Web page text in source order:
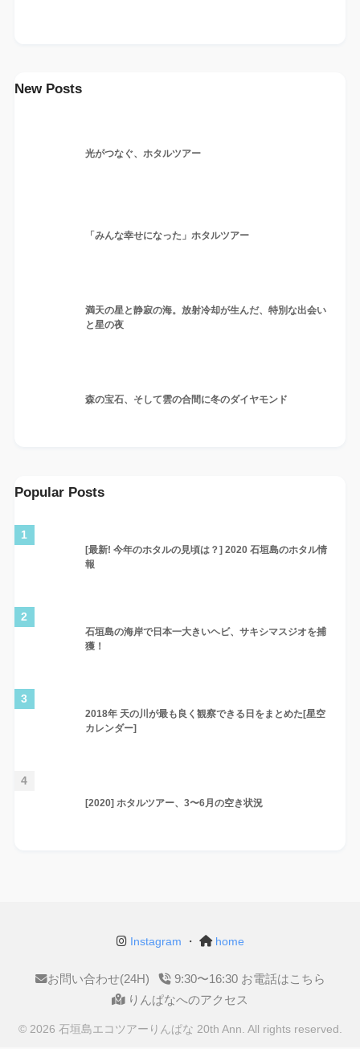
New Posts
光がつなぐ、ホタルツアー
「みんな幸せになった」ホタルツアー
満天の星と静寂の海。放射冷却が生んだ、特別な出会い
と星の夜
森の宝石、そして雲の合間に冬のダイヤモンド
Popular Posts
1
[最新! 今年のホタルの見頃は？] 2020 石垣島のホタル情
報
2
石垣島の海岸で日本一大きいヘビ、サキシマスジオを捕
獲！
3
2018年 天の川が最も良く観察できる日をまとめた[星空
カレンダー]
4
[2020] ホタルツアー、3〜6月の空き状況
Instagram ・ home
お問い合わせ(24H)
9:30〜16:30 お電話はこちら
りんぱなへのアクセス
© 2026 石垣島エコツアーりんぱな 20th Ann. All rights reserved.